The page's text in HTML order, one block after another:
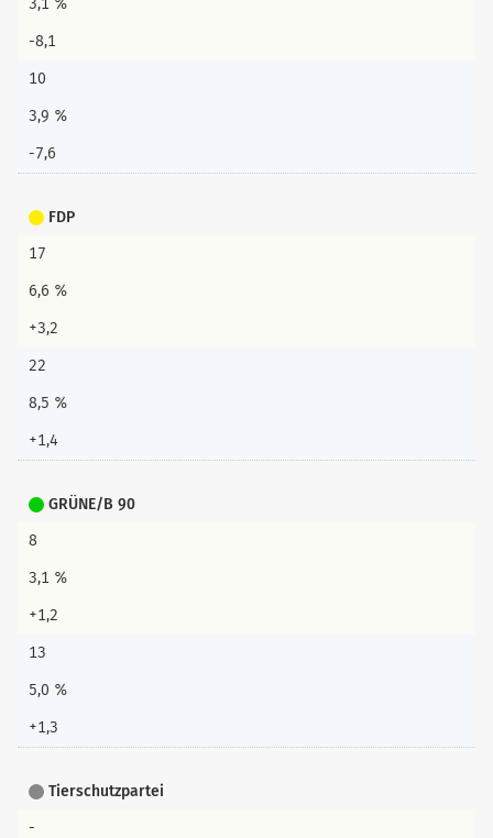
-8,1
10
3,9 %
-7,6
FDP
17
6,6 %
+3,2
22
8,5 %
+1,4
GRÜNE/B 90
8
3,1 %
+1,2
13
5,0 %
+1,3
Tierschutzpartei
-